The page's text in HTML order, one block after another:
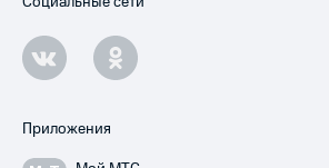
Приложения